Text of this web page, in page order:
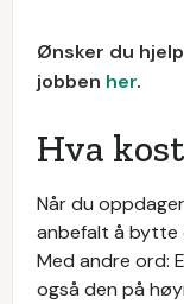
Ønsker du
jobben her.
Hva
Når du
anbefalt å bytte
Med andre ord:
også den på